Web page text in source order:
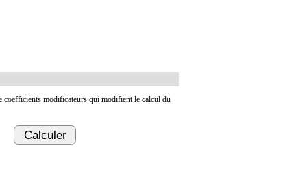
coefficients modificateurs qui modifient le calcul du
Calculer